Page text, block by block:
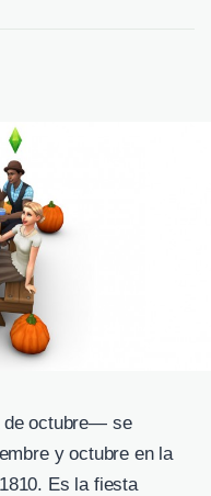
octubre— se
y octubre en la
Es la fiesta